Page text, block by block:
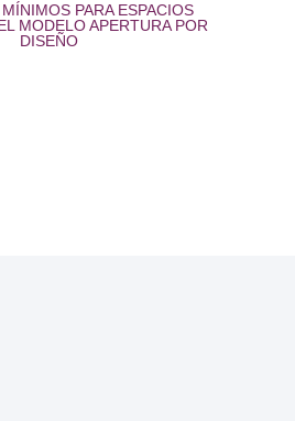
PARA ESPACIOS
MODELO APERTURA POR
DISEÑO